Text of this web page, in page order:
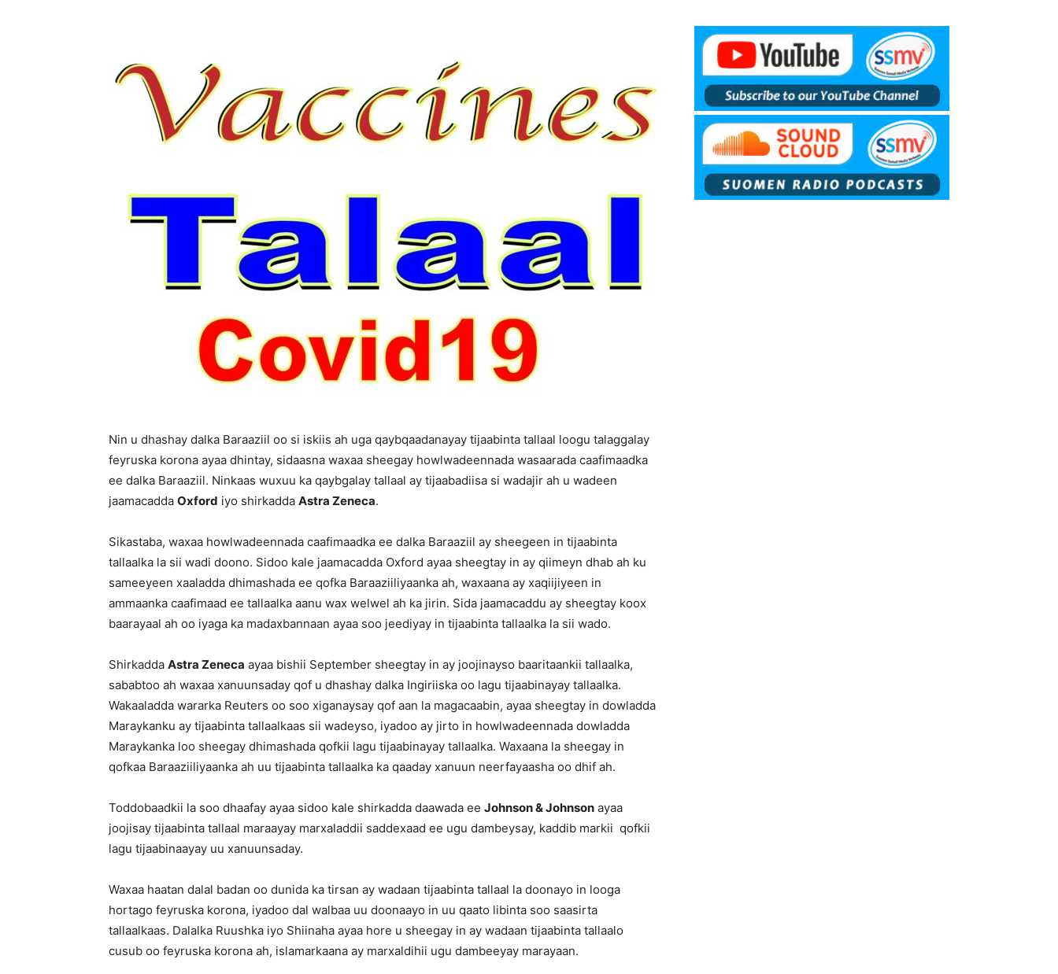
Verkosto
Nin u dhashay dalka Baraaziil oo si iskiis ah uga qaybqaadanayay tijaabinta tallaal loogu talaggalay
feyruska korona ayaa dhintay, sidaasna waxaa sheegay howlwadeennada wasaarada caafimaadka
ee dalka Baraaziil. Ninkaas wuxuu ka qaybgalay tallaal ay tijaabadiisa si wadajir ah u wadeen
jaamacadda Oxford iyo shirkadda Astra Zeneca.
Sikastaba, waxaa howlwadeennada caafimaadka ee dalka Baraaziil ay sheegeen in tijaabinta
tallaalka la sii wadi doono. Sidoo kale jaamacadda Oxford ayaa sheegtay in ay qiimeyn dhab ah ku
sameeyeen xaaladda dhimashada ee qofka Baraaziiliyaanka ah, waxaana ay xaqiijiyeen in
ammaanka caafimaad ee tallaalka aanu wax welwel ah ka jirin. Sida jaamacaddu ay sheegtay koox
baarayaal ah oo iyaga ka madaxbannaan ayaa soo jeediyay in tijaabinta tallaalka la sii wado.
Shirkadda Astra Zeneca ayaa bishii September sheegtay in ay joojinayso baaritaankii tallaalka,
sababtoo ah waxaa xanuunsaday qof u dhashay dalka Ingiriiska oo lagu tijaabinayay tallaalka.
Wakaaladda wararka Reuters oo soo xiganaysay qof aan la magacaabin, ayaa sheegtay in dowladda
Maraykanku ay tijaabinta tallaalkaas sii wadeyso, iyadoo ay jirto in howlwadeennada dowladda
Maraykanka loo sheegay dhimashada qofkii lagu tijaabinayay tallaalka. Waxaana la sheegay in
qofkaa Baraaziiliyaanka ah uu tijaabinta tallaalka ka qaaday xanuun neerfayaasha oo dhif ah.
Toddobaadkii la soo dhaafay ayaa sidoo kale shirkadda daawada ee Johnson & Johnson ayaa
joojisay tijaabinta tallaal maraayay marxaladdii saddexaad ee ugu dambeysay, kaddib markii qofkii
lagu tijaabinaayay uu xanuunsaday.
Waxaa haatan dalal badan oo dunida ka tirsan ay wadaan tijaabinta tallaal la doonayo in looga
hortago feyruska korona, iyadoo dal walbaa uu doonaayo in uu qaato libinta soo saasirta
tallaalkaas. Dalalka Ruushka iyo Shiinaha ayaa hore u sheegay in ay wadaan tijaabinta tallaalo
cusub oo feyruska korona ah, islamarkaana ay marxaldihii ugu dambeeyay marayaan.